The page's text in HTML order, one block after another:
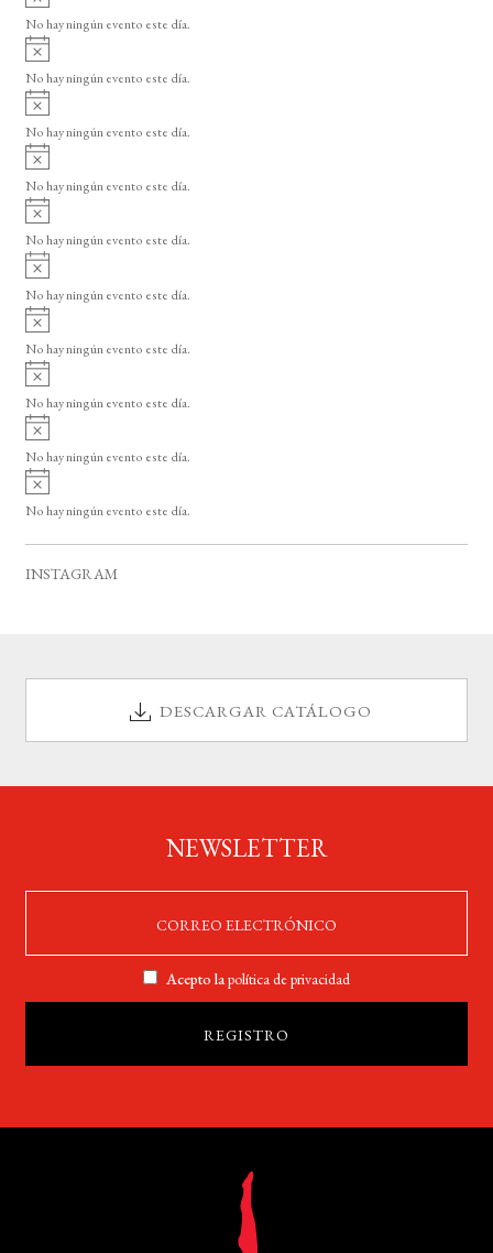
o
v
i
o
No hay ningún evento este día.
A
v
i
o
No hay ningún evento este día.
A
v
i
o
No hay ningún evento este día.
A
v
i
o
No hay ningún evento este día.
A
v
i
o
No hay ningún evento este día.
A
v
i
o
No hay ningún evento este día.
A
v
i
o
No hay ningún evento este día.
A
v
i
o
No hay ningún evento este día.
A
v
i
o
No hay ningún evento este día.
A
v
i
No hay ningún evento este día.
INSTAGRAM
DESCARGAR CATÁLOGO
NEWSLETTER
Acepto lapolítica de privacidad